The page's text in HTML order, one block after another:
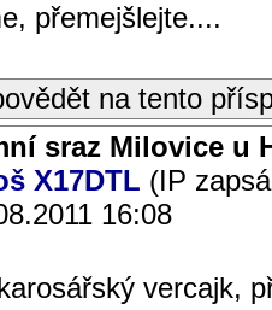
přemejšlejte....
na tento
sraz Milovice u
X17DTL (IP
16:08
vercajk,